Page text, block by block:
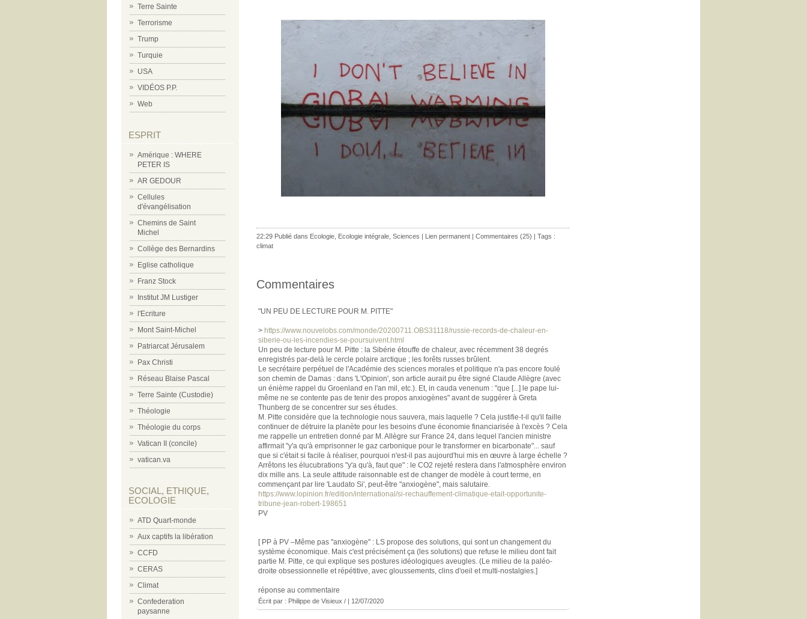
Terre Sainte
Terrorisme
Trump
Turquie
USA
VIDÉOS P.P.
Web
ESPRIT
Amérique : WHERE
PETER IS
AR GEDOUR
Cellules
d'évangélisation
Chemins de Saint
Michel
Collège des Bernardins
Eglise catholique
Franz Stock
Institut JM Lustiger
l'Ecriture
Mont Saint-Michel
Patriarcat Jérusalem
Pax Christi
Réseau Blaise Pascal
Terre Sainte (Custodie)
Théologie
Théologie du corps
Vatican II (concile)
vatican.va
SOCIAL, ETHIQUE,
ECOLOGIE
ATD Quart-monde
Aux captifs la libération
CCFD
CERAS
Climat
Confederation
paysanne
22:29 Publié dans Ecologie Ecologie intégrale Sciences | Lien permanent | Commentaires (25) | Tags :
climat
Commentaires
"UN PEU DE LECTURE POUR M. PITTE"
> https://www.nouvelobs.com/monde/20200711.OBS31118/russie-records-de-chaleur-en-
siberie-ou-les-incendies-se-poursuivent.html
Un peu de lecture pour M. Pitte : la Sibérie étouffe de chaleur, avec récemment 38 degrés
enregistrés par-delà le cercle polaire arctique ; les forêts russes brûlent.
Le secrétaire perpétuel de l'Académie des sciences morales et politique n'a pas encore foulé
son chemin de Damas : dans 'L'Opinion', son article aurait pu être signé Claude Allègre (avec
un énième rappel du Groenland en l'an mil, etc.). Et, in cauda venenum : "que [...] le pape lui-
même ne se contente pas de tenir des propos anxiogènes" avant de suggérer à Greta
Thunberg de se concentrer sur ses études.
M. Pitte considère que la technologie nous sauvera, mais laquelle ? Cela justifie-t-il qu'il faille
continuer de détruire la planète pour les besoins d'une économie financiarisée à l'excès ? Cela
me rappelle un entretien donné par M. Allègre sur France 24, dans lequel l'ancien ministre
affirmait "y'a qu'à emprisonner le gaz carbonique pour le transformer en bicarbonate"... sauf
que si c'était si facile à réaliser, pourquoi n'est-il pas aujourd'hui mis en œuvre à large échelle ?
Arrêtons les élucubrations "y'a qu'à, faut que" : le CO2 rejeté restera dans l'atmosphère environ
dix mille ans. La seule attitude raisonnable est de changer de modèle à court terme, en
commençant par lire 'Laudato Si', peut-être "anxiogène", mais salutaire.
https://www.lopinion.fr/edition/international/si-rechauffement-climatique-etait-opportunite-
tribune-jean-robert-198651
PV
[ PP à PV –Même pas "anxiogène" : LS propose des solutions, qui sont un changement du
système économique. Mais c'est précisément ça (les solutions) que refuse le milieu dont fait
partie M. Pitte, ce qui explique ses postures idéologiques aveugles. (Le milieu de la paléo-
droite obsessionnelle et répétitive, avec gloussements, clins d'oeil et multi-nostalgies.]
réponse au commentaire
Écrit par : Philippe de Visieux / | 12/07/2020